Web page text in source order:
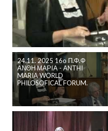
24.11. 2025 16o Π.Φ.Φ
ΑΝΘΗ ΜΑΡΙΑ - ANTHI
MARIA WORLD
PHILOSOFICAL FORUM.